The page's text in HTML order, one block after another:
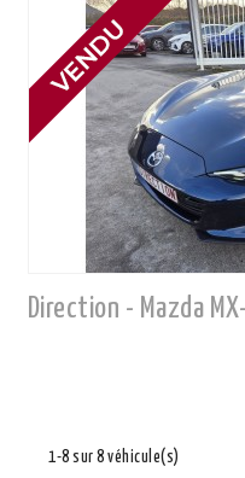
1-8 sur 8 véhicule(s)